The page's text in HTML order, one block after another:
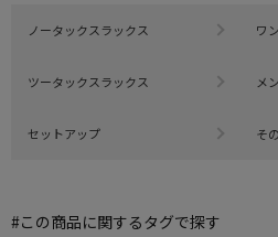
ノータックスラックス ワ
ツータックスラックス メ
セットアップ そ
#この商品に関するタグで探す